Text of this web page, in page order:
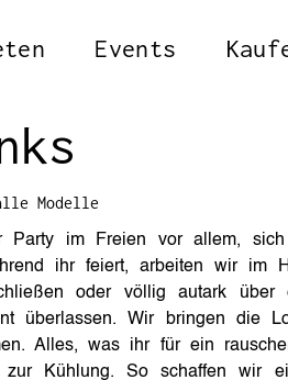
Events
Modelle
Party im Freien vor allem,
ihr feiert, arbeiten wir im
oder völlig autark über
überlassen. Wir bringen die
Alles, was ihr für ein
Kühlung. So schaffen wir